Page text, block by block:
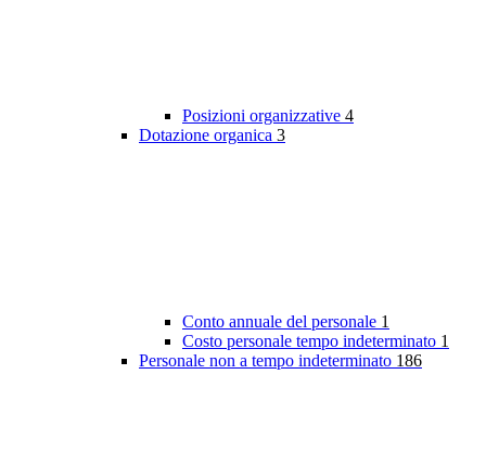
Posizioni organizzative 4
Dotazione organica 3
Conto annuale del personale 1
Costo personale tempo indeterminato 1
Personale non a tempo indeterminato 186